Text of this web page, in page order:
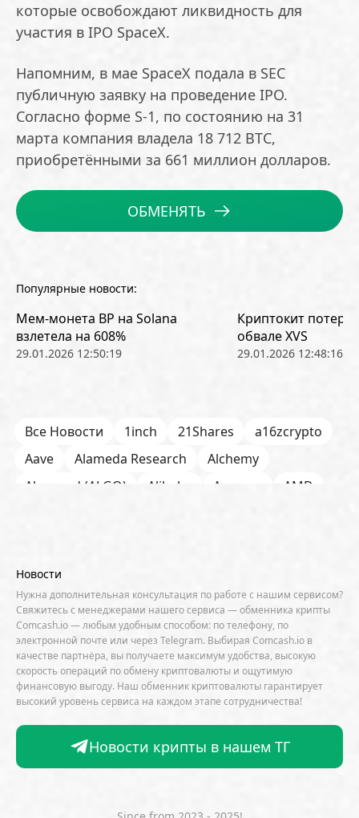
которые освобождают ликвидность для
участия в IPO SpaceX.
Напомним, в мае SpaceX подала в SEC
публичную заявку на проведение IPO.
Согласно форме S-1, по состоянию на 31
марта компания владела 18 712 BTC,
приобретёнными за 661 миллион долларов.
ОБМЕНЯТЬ
Популярные новости:
Мем-монета BP на Solana
взлетела на 608%
29.01.2026 12:50:19
Криптокит
обвале XVS
29.01.2026 12:48:16
Все Новости 1inch 21Shares
a16zcrypto
Aave
Alameda Research
Alchemy
Algorand (ALGO)
Alibaba Amazon
AMD
Aster
Binance
BIS Bitcoin Core
Bitcoin Pizza Day
Bitfarms
Bitfinex Bitget
Bithumb
BitMEX
BitOK Bitwise BlackRock
Block
Bloomberg
BNB Chain
BNP Paribas
Börse Stuttgart
BTCFi Bullish
Bybit
Chainalysis
Chainlink (LINK)
Coinbase CoinDesk
Новости
Нужна дополнительная консультация по работе с нашим сервисом?
Свяжитесь с менеджерами нашего сервиса — обменника крипты
Comcash.io — любым удобным способом: по телефону, по
электронной почте или через Telegram. Выбирая Comcash.io в
качестве партнёра, вы получаете максимум удобства, высокую
скорость операций по обмену криптовалюты и ощутимую
финансовую выгоду. Наш обменник криптовалюты гарантирует
высокий уровень сервиса на каждом этапе сотрудничества!
Новости крипты в нашем ТГ